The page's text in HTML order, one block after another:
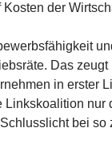
der
Das
in erster
bei